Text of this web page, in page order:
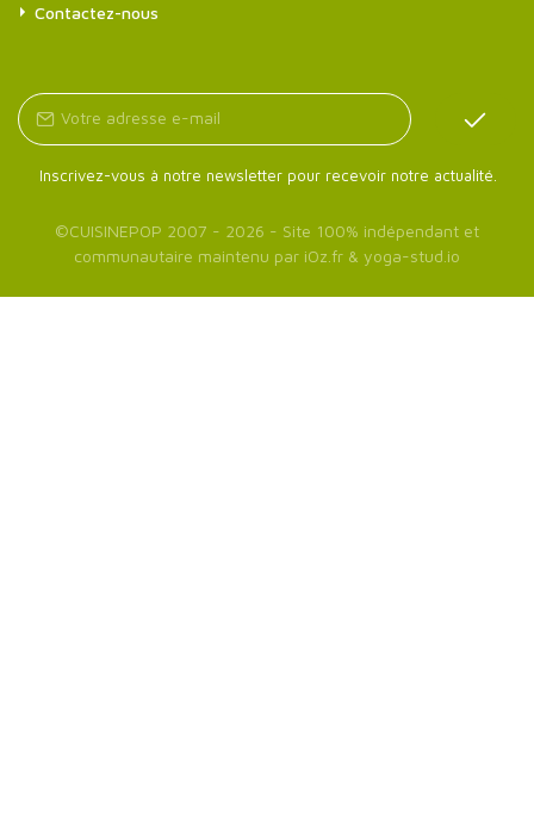
Contactez-nous
Inscrivez-vous à notre newsletter pour recevoir notre actualité.
©CUISINEPOP 2007 - 2026 - Site 100% indépendant et
communautaire maintenu par iOz.fr & yoga-stud.io